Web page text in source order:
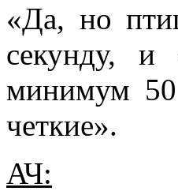
«Да, но
секунду, и
минимум 50
четкие».
АЧ: